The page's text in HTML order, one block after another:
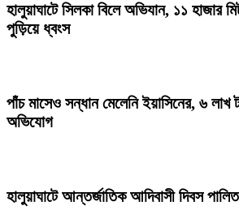
হালুয়াঘাটে সিলকা বিলে অভিযান, ১১ হাজার
পুড়িয়ে ধ্বংস
পাঁচ মাসেও সন্ধান মেলেনি ইয়াসিনের, ৬ লাখ
অভিযোগ
হালুয়াঘাটে আন্তর্জাতিক আদিবাসী দিবস পালিত